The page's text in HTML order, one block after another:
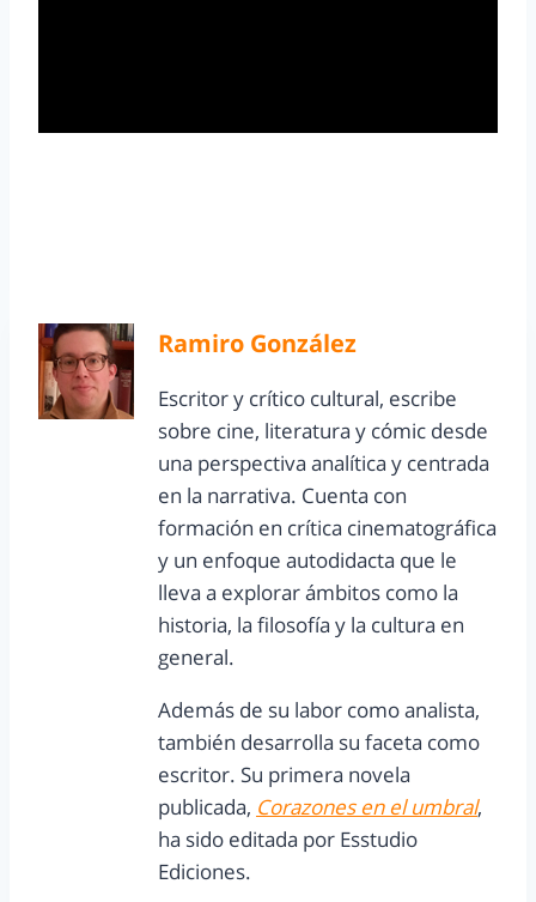
Ramiro González
Escritor y crítico cultural, escribe
sobre cine, literatura y cómic desde
una perspectiva analítica y centrada
en la narrativa. Cuenta con
formación en crítica cinematográfica
y un enfoque autodidacta que le
lleva a explorar ámbitos como la
historia, la filosofía y la cultura en
general.
Además de su labor como analista,
también desarrolla su faceta como
escritor. Su primera novela
publicada, Corazones en el umbral,
ha sido editada por Esstudio
Ediciones.